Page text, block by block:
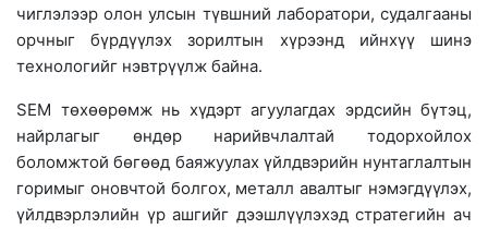
чиглэлээр олон улсын түвшний лаборатори, судалгааны
орчныг бүрдүүлэх зорилтын хүрээнд ийнхүү шинэ
технологийг нэвтрүүлж байна.
SEM төхөөрөмж нь хүдэрт агуулагдах эрдсийн бүтэц,
найрлагыг өндөр нарийвчлалтай тодорхойлох
боломжтой бөгөөд баяжуулах үйлдвэрийн нунтаглалтын
горимыг оновчтой болгох, металл авалтыг нэмэгдүүлэх,
үйлдвэрлэлийн үр ашгийг дээшлүүлэхэд стратегийн ач